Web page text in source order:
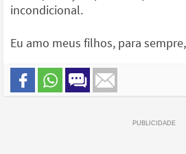
incondicional.
Eu amo meus filhos, para